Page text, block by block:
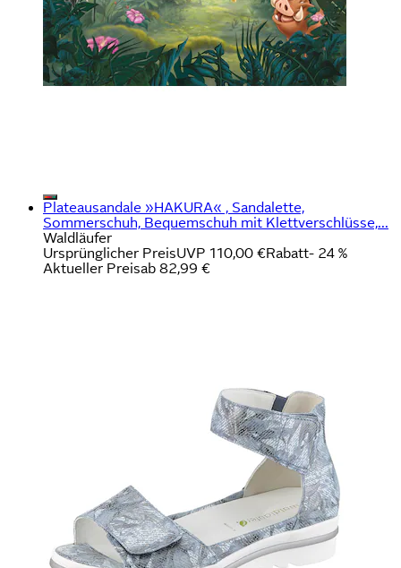
Plateausandale »HAKURA« , Sandalette,
Sommerschuh, Bequemschuh mit Klettverschlüsse,...
Waldläufer
Ursprünglicher PreisUVP 110,00 €Rabatt- 24 %
Aktueller Preisab 82,99 €